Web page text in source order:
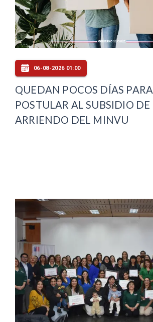
06-08-2026 01:00
QUEDAN POCOS DÍAS PARA
POSTULAR AL SUBSIDIO DE
ARRIENDO DEL MINVU